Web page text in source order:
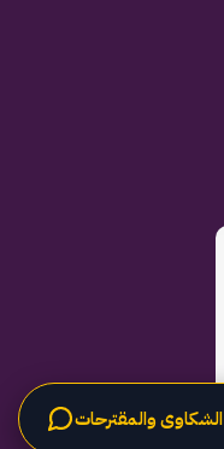
الشكاوى والمقترحات